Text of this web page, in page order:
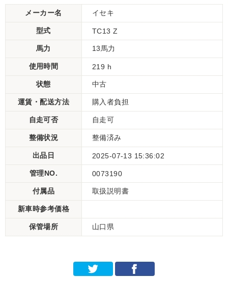
メーカー名 イセキ
型式 TC13 Z
馬力 13馬力
使用時間 219 h
状態 中古
運賃・配送方法 購入者負担
自走可否 自走可
整備状況 整備済み
出品日 2025-07-13 15:36:02
管理NO. 0073190
付属品 取扱説明書
新車時参考価格
保管場所 山口県